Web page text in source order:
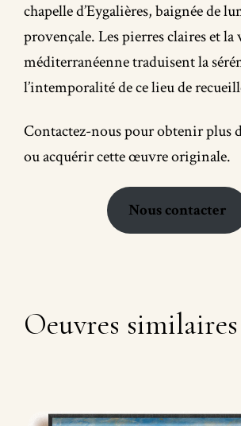
chapelle d’Eygalières, baignée de
provençale. Les pierres claires et la
méditerranéenne traduisent la
l’intemporalité de ce lieu de
Contactez-nous pour obtenir plus
ou acquérir cette œuvre originale.
Nous contacter
Oeuvres similaires